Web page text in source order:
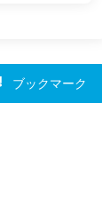
ブックマーク